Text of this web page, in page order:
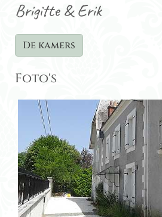
Brigitte & Erik
De kamers
Foto's